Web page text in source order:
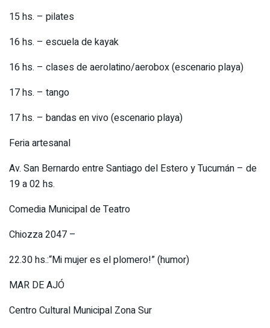
15 hs. – pilates
16 hs. – escuela de kayak
16 hs. – clases de aerolatino/aerobox (escenario playa)
17 hs. – tango
17 hs. – bandas en vivo (escenario playa)
Feria artesanal
Av. San Bernardo entre Santiago del Estero y Tucumán – de
19 a 02 hs.
Comedia Municipal de Teatro
Chiozza 2047 –
22.30 hs.:“Mi mujer es el plomero!” (humor)
MAR DE AJÓ
Centro Cultural Municipal Zona Sur